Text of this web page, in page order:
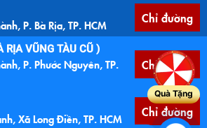
P. Bà Rịa, TP. HCM Chỉ đường
VŨNG TÀU CŨ )
P. Phước Nguyên, TP.
Chỉ đường
Xã Long Điền, TP. HCM Chỉ đường
Quà Tặng